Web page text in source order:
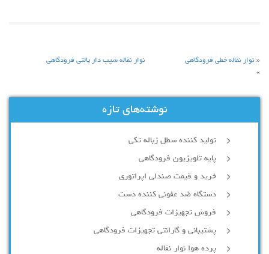
« نوار نقاله خطی فرودگاهی
نوار نقاله شیب دار پالتی فرودگاهی
»
نوشته‌های تازه
تولید کننده سطل زباله تکی
پایه تلویزیون فرودگاهی
خرید و قیمت صندلی اپراتوری
دستگاه ضد عفونی کننده دست
فروش تجهیزات فرودگاهی
پشتیبانی و گارانتی تجهیزات فرودگاهی
پرده هوا نوار نقاله